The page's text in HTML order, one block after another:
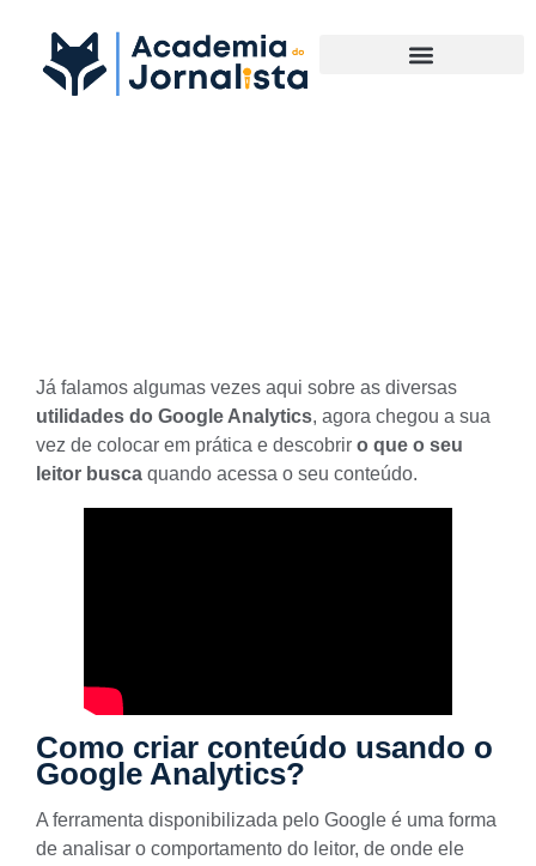
Já falamos algumas vezes aqui sobre as diversas
utilidades do Google Analytics, agora chegou a sua
vez de colocar em prática e descobrir o que o seu
leitor busca quando acessa o seu conteúdo.
Como criar conteúdo usando o
Google Analytics?
A ferramenta disponibilizada pelo Google é uma forma
de analisar o comportamento do leitor, de onde ele